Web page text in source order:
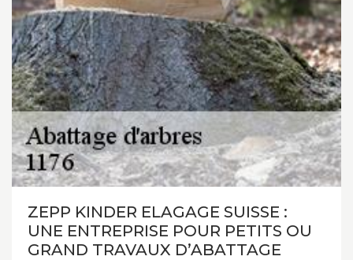
ZEPP KINDER ELAGAGE SUISSE :
UNE ENTREPRISE POUR PETITS OU
GRAND TRAVAUX D’ABATTAGE